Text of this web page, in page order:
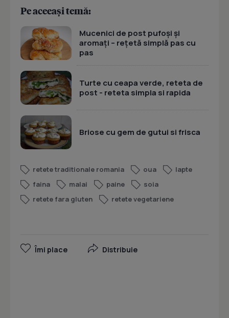
Pe aceeași temă:
Mucenici de post pufoși și
aromați – rețetă simplă pas cu
pas
Turte cu ceapa verde, reteta de
post - reteta simpla si rapida
Briose cu gem de gutui si frisca
retete traditionale romania oua
lapte
faina
malai paine
soia
retete fara gluten
retete vegetariene
Îmi place Distribuie